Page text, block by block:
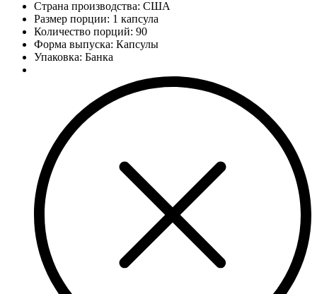
Страна производства: США
Размер порции: 1 капсула
Количество порций: 90
Форма выпуска: Капсулы
Упаковка: Банка